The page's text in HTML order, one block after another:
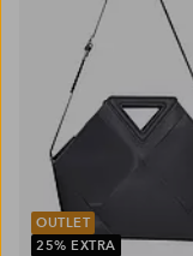
OUTLET
25% EXTRA